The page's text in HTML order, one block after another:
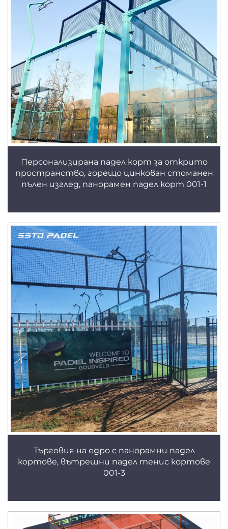
Персонализирана падел корт за открито
пространство, горещо цинкован стоманен
пълен изглед, панорамен падел корт 001-1
Търговия на едро с панорамни падел
кортове, вътрешни падел тенис кортове
001-3